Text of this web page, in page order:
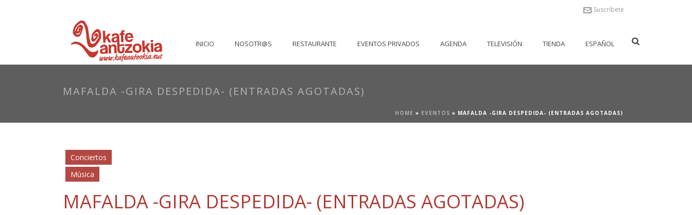
Suscribete
INICIO NOSOTR@S RESTAURANTE EVENTOS PRIVADOS AGENDA TELEVISIÓN TIENDA ESPAÑOL
MAFALDA -GIRA DESPEDIDA- (ENTRADAS AGOTADAS)
HOME » EVENTOS » MAFALDA -GIRA DESPEDIDA- (ENTRADAS AGOTADAS)
Conciertos
Música
MAFALDA -GIRA DESPEDIDA- (ENTRADAS AGOTADAS)